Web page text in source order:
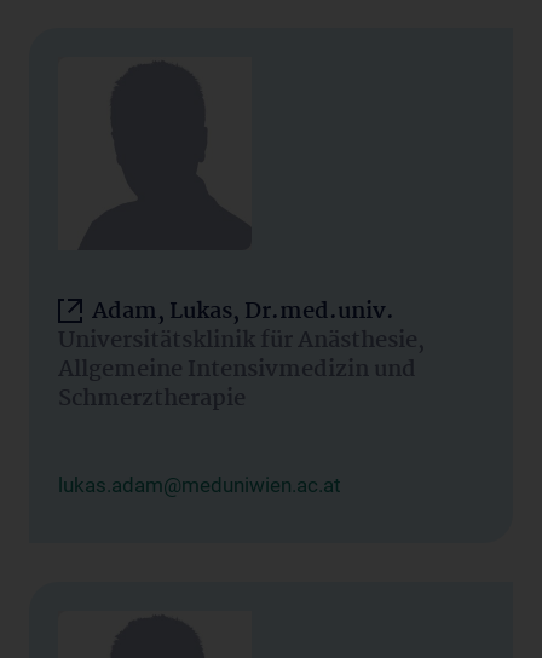
Adam, Lukas, Dr.med.univ.
Universitätsklinik für Anästhesie,
Allgemeine Intensivmedizin und
Schmerztherapie
lukas.adam@meduniwien.ac.at